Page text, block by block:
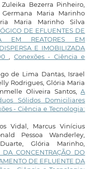
Bezerra Pinheiro,
Maria Marinho
Maria Marinho Silva
DE EFLUENTES DE
EM REATORES EM
E IMOBILIZADA
, Conexões - Ciência e
de Lima Dantas, Israel
Rodrigues, Glória Maria
Oliveira Santos,A
Sólidos Domiciliares
- Ciência e Tecnologia:
Vidal, Marcus Vinícius
Pessoa Wanderley,
Glória Marinho,
CONCENTRAÇÃO DO
DE EFLUENTE DA